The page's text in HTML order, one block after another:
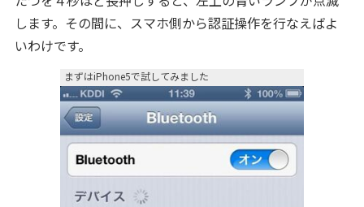
します。その間に、スマホ側から認証操作を行なえばよ
いわけです。
まずはiPhone5で試してみました